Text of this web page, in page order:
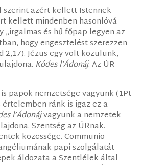
szerint azért kellett Istennek
kellett mindenben hasonlóvá
„irgalmas és hű főpap legyen az
hogy engesztelést szerezzen
2,17). Jézus egy volt közülünk,
Kódes l’Ádonáj. Az ÚR
papok nemzetsége vagyunk (1Pt
értelemben ránk is igaz ez a
l’Ádonájvagyunk a nemzetek
Szentség az ÚRnak.
közössége. Communio
papi szolgálatát
áldozata a Szentlélek által